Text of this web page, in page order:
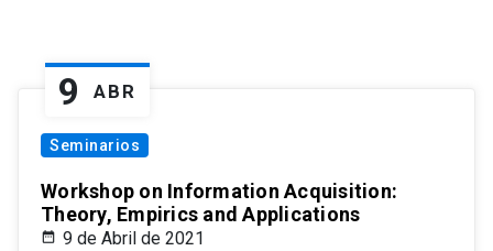
9 ABR
Seminarios
Workshop on Information Acquisition:
Theory, Empirics and Applications
9 de Abril de 2021